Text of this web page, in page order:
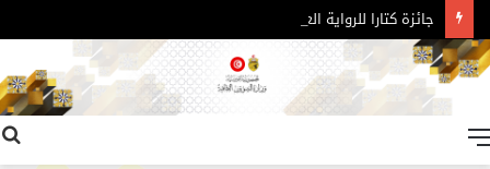
جائزة كتارا للرواية العربية – الدورة 11